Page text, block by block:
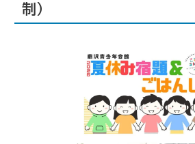
制）